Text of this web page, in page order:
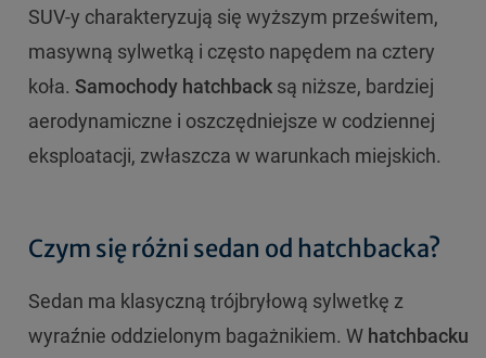
SUV-y charakteryzują się wyższym prześwitem,
masywną sylwetką i często napędem na cztery
koła. Samochody hatchback są niższe, bardziej
aerodynamiczne i oszczędniejsze w codziennej
eksploatacji, zwłaszcza w warunkach miejskich.
Czym się różni sedan od hatchbacka?
Sedan ma klasyczną trójbryłową sylwetkę z
wyraźnie oddzielonym bagażnikiem. W hatchbacku